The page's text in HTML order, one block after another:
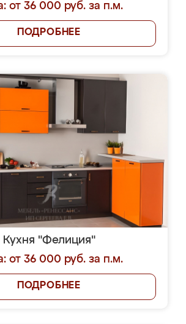
от 36 000 руб. за п.м.
ПОДРОБНЕЕ
Кухня "Фелиция"
от 36 000 руб. за п.м.
ПОДРОБНЕЕ